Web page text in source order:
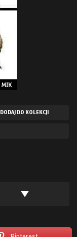
DODAJ DO KOLEKCJI